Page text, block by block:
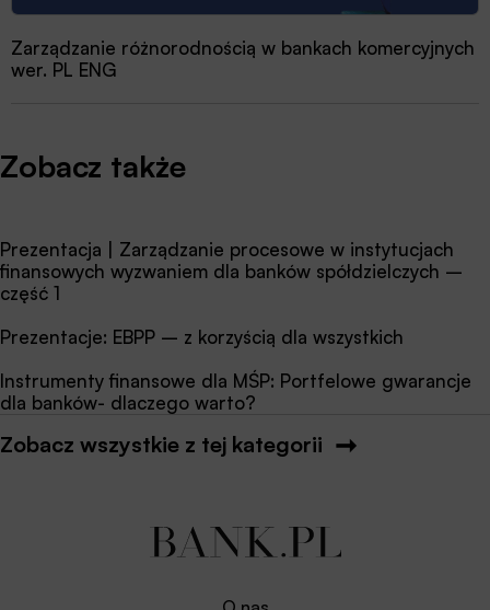
Zarządzanie różnorodnością w bankach komercyjnych
wer. PL ENG
Zobacz także
Prezentacja | Zarządzanie procesowe w instytucjach
finansowych wyzwaniem dla banków spółdzielczych –
część 1
Prezentacje: EBPP – z korzyścią dla wszystkich
Instrumenty finansowe dla MŚP: Portfelowe gwarancje
dla banków- dlaczego warto?
Zobacz wszystkie z tej kategorii